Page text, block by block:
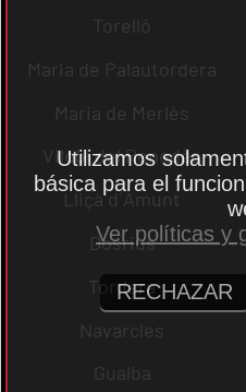
Torelló
Maria de Palautordera
Maria de Merlès
Vilobí del Penedès
Lliçà d´Amunt
Dosrius
Tordera
Navarcles
Gualba
Utilizamos
básica para el
Ver políticas y
RECHAZAR